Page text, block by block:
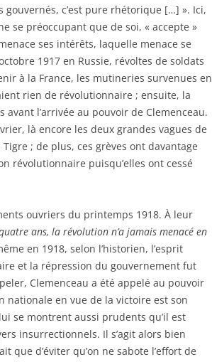
gouvernés, c’est pure rhétorique […] ». Ici,
se préoccupant que de soi, « accepte »
ses intérêts, laquelle menace se
1917 en Russie, révoltes de soldats
à la France, les mutineries survenues en
rien de révolutionnaire ; ensuite, la
l’arrivée au pouvoir de Clemenceau.
là encore les deux grandes vagues de
; de plus, ces grèves ont davantage
révolutionnaire puisqu’elles ont cessé
ouvriers du printemps 1918. À leur
ans, la révolution n’a jamais menacé en
en 1918, selon l’historien, l’esprit
et la répression du gouvernement fut
Clemenceau a été appelé au pouvoir
nationale en vue de la victoire est son
se montrent aussi prudents qu’il est
insurrectionnels. Il s’agit alors bien
d’éviter qu’on ne sabote l’effort de